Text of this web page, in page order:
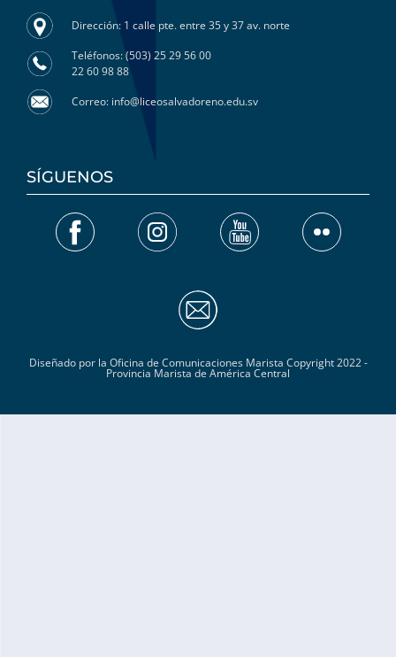
Dirección: 1 calle pte. entre 35 y 37 av. norte
Teléfonos: (503) 25 29 56 00
22 60 98 88
Correo: info@liceosalvadoreno.edu.sv
SÍGUENOS
Diseñado por la Oficina de Comunicaciones Marista Copyright 2022 -
Provincia Marista de América Central